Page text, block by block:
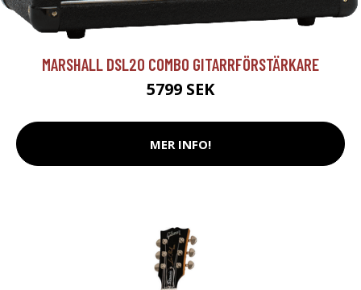
MARSHALL DSL20 COMBO GITARRFÖRSTÄRKARE
5799 SEK
MER INFO!